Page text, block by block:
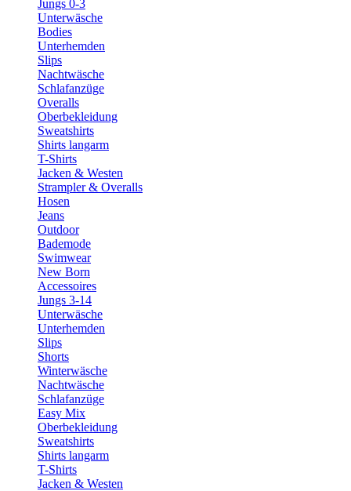
Jungs 0-3
Unterwäsche
Bodies
Unterhemden
Slips
Nachtwäsche
Schlafanzüge
Overalls
Oberbekleidung
Sweatshirts
Shirts langarm
T-Shirts
Jacken & Westen
Strampler & Overalls
Hosen
Jeans
Outdoor
Bademode
Swimwear
New Born
Accessoires
Jungs 3-14
Unterwäsche
Unterhemden
Slips
Shorts
Winterwäsche
Nachtwäsche
Schlafanzüge
Easy Mix
Oberbekleidung
Sweatshirts
Shirts langarm
T-Shirts
Jacken & Westen